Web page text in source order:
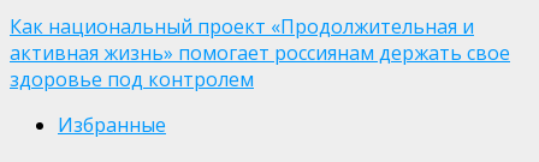
Как национальный проект «Продолжительная и
активная жизнь» помогает россиянам держать свое
здоровье под контролем
Избранные